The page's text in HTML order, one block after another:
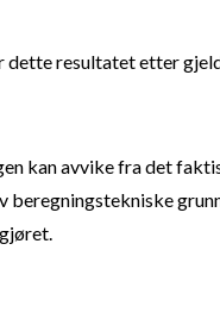
resultatet etter
kan avvike fra det
beregningstekniske